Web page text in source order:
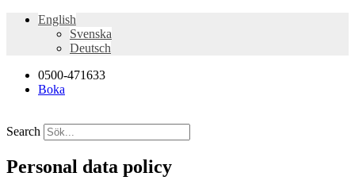
English
Svenska
Deutsch
0500-471633
Boka
Search
Personal data policy